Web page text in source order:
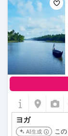
ヨガ
AI生成
こ